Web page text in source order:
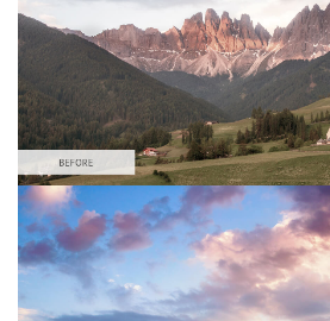
Bitte wählen Sie
Free Cross Process Action #3
Cinematic Colors
Cinematic Complete